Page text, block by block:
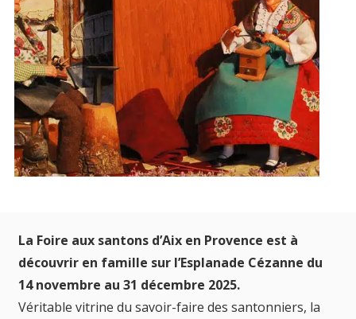
La Foire aux santons d’Aix en Provence est à
découvrir en famille sur l’Esplanade Cézanne du
14 novembre au 31 décembre 2025.
Véritable vitrine du savoir-faire des santonniers, la